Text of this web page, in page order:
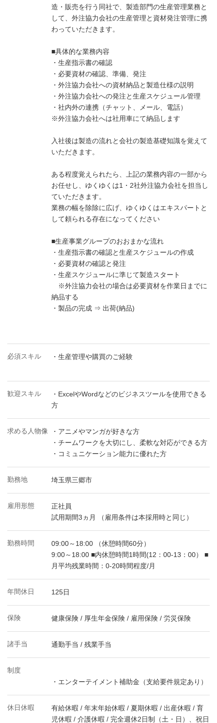
造・販売を行う同社で、製造部門の生産管理業務と
して、外注協力会社の生産管理と資材発注管理に携
わっていただきます。
■具体的な業務内容
・生産指示書の確認
・必要資材の確認、準備、発注
・外注協力会社への資材納品と製造仕様の説明
・外注協力会社への発注と生産スケジュール管理
・社内外の連携（チャット、メール、電話）
※外注協力会社へは社用車にて納品します
入社後は製造の流れと会社の製造基礎知識を覚えて
いただきます。
ある程度覚えられたら、上記の業務内容の一部から
お任せし、ゆくゆくは1・2社外注協力会社を担当し
ていただきます。
業務の幅を除除に広げ、ゆくゆくはエキスパートと
して頼られる存在になってください
■生産事業グループのおおまかな流れ
・生産指示書の確認と生産スケジュールの作成
・必要資材の確認と発注
・生産スケジュールに準じて製造スタート
※外注協力会社の場合は必要資材を作業日までに
納品する
・製品の完成 ⇒ 出荷(納品)
必須スキル ・生産管理や購買のご経験
歓迎スキル
・ExcelやWordなどのビジネスツールを使用できる
方
求める人物像
・アニメやマンガが好きな方
・チームワークを大切にし、柔軟な対応ができる方
・コミュニケーション能力に優れた方
勤務地 埼玉県三郷市
雇用形態
正社員
試用期間3ヵ月 （雇用条件は本採用時と同じ）
勤務時間
09:00～18:00 （休憩時間60分）
9:00～18:00 ■内休憩時間1時間(12：00-13：00） ■
月平均残業時間：0-20時間程度/月
年間休日 125日
保険 健康保険 / 厚生年金保険 / 雇用保険 / 労災保険
諸手当 通勤手当 / 残業手当
制度
・エンターテイメント補助金（支給要件規定あり）
休日休暇
有給休暇 / 年末年始休暇 / 夏期休暇 / 出産休暇 / 育
児休暇 / 介護休暇 / 完全週休2日制（土・日）、祝日